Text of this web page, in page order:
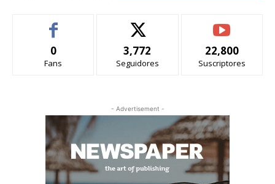
0
Fans
3,772
Seguidores
22,800
Suscriptores
- Advertisement -